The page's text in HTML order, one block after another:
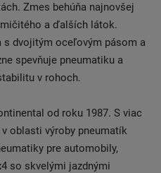
Zmes behúňa najnovšej
a ďalších látok.
dvojitým oceľovým pásom a
spevňuje pneumatiku a
v rohoch.
od roku 1987. S viac
oblasti výroby pneumatík
pre automobily,
so skvelými jazdnými